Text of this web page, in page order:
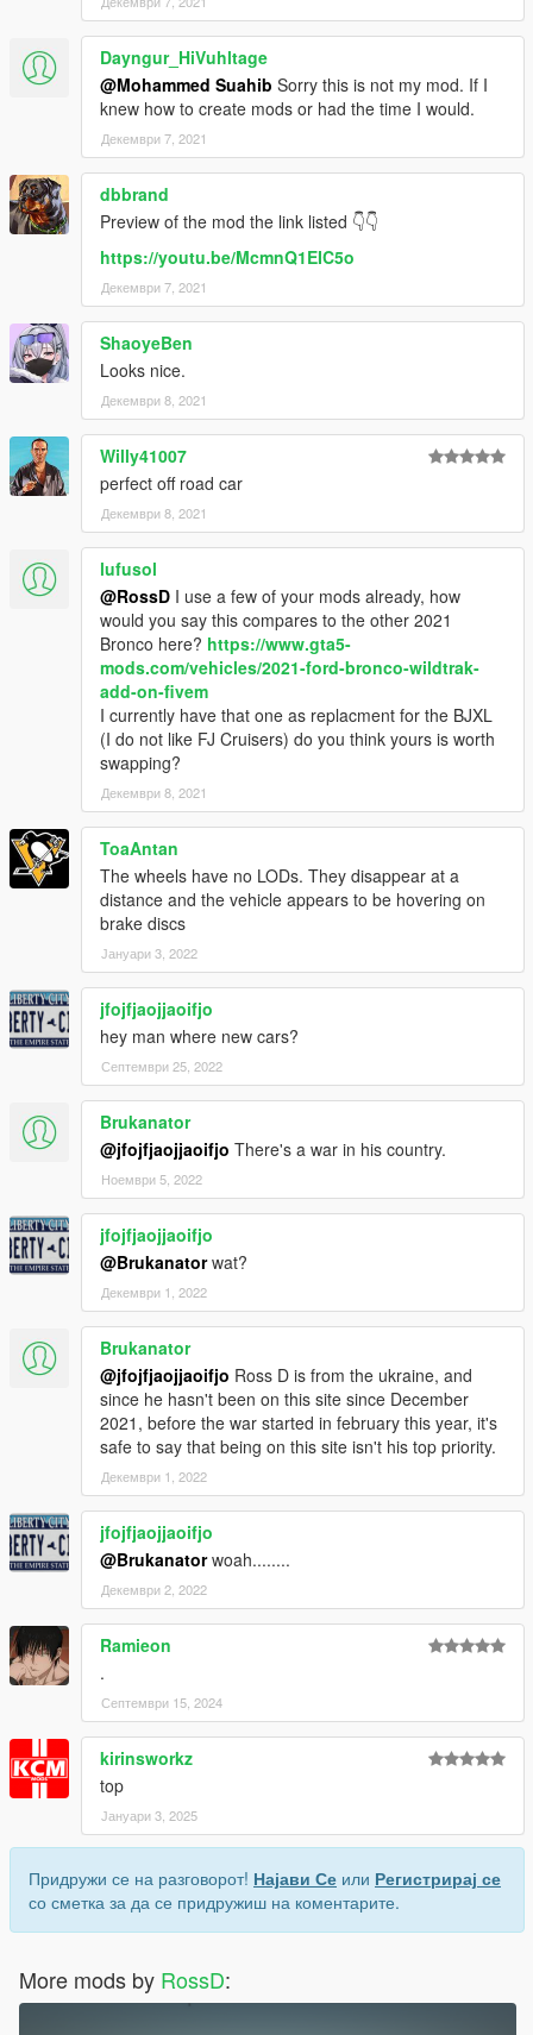
Dayngur_HiVuhltage
@Mohammed Suahib Sorry this is not my mod. If I
knew how to create mods or had the time I would.
Декември 7, 2021
dbbrand
Preview of the mod the link listed 👇👇
https://youtu.be/McmnQ1EIC5o
Декември 7, 2021
ShaoyeBen
Looks nice.
Декември 8, 2021
Willy41007
perfect off road car
Декември 8, 2021
lufusol
@RossD I use a few of your mods already, how
would you say this compares to the other 2021
Bronco here? https://www.gta5-
mods.com/vehicles/2021-ford-bronco-wildtrak-
add-on-fivem
I currently have that one as replacment for the BJXL
(I do not like FJ Cruisers) do you think yours is worth
swapping?
Декември 8, 2021
ToaAntan
The wheels have no LODs. They disappear at a
distance and the vehicle appears to be hovering on
brake discs
Јануари 3, 2022
jfojfjaojjaoifjo
hey man where new cars?
Септември 25, 2022
Brukanator
@jfojfjaojjaoifjo There's a war in his country.
Ноември 5, 2022
jfojfjaojjaoifjo
@Brukanatorwat?
Декември 1, 2022
Brukanator
@jfojfjaojjaoifjo Ross D is from the ukraine, and
since he hasn't been on this site since December
2021, before the war started in february this year, it's
safe to say that being on this site isn't his top priority.
Декември 1, 2022
jfojfjaojjaoifjo
@Brukanatorwoah........
Декември 2, 2022
Ramieon
.
Септември 15, 2024
kirinsworkz
top
Јануари 3, 2025
Придружи се на разговорот! Најави Се или Регистрирај се
со сметка за да се придружиш на коментарите.
More mods by RossD: